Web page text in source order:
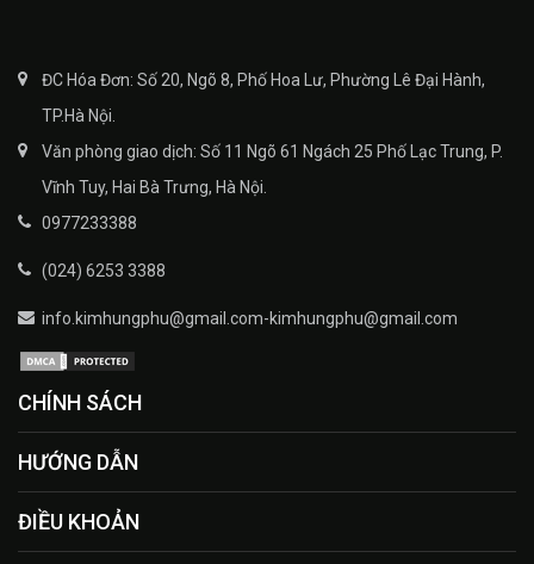
ĐC Hóa Đơn: Số 20, Ngõ 8, Phố Hoa Lư, Phường Lê Đại Hành,
TP.Hà Nội.
Văn phòng giao dịch: Số 11 Ngõ 61 Ngách 25 Phố Lạc Trung, P.
Vĩnh Tuy, Hai Bà Trưng, Hà Nội.
0977233388
(024) 6253 3388
info.kimhungphu@gmail.com-kimhungphu@gmail.com
CHÍNH SÁCH
HƯỚNG DẪN
ĐIỀU KHOẢN